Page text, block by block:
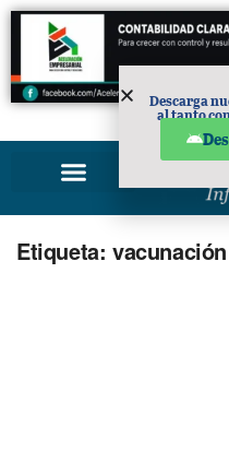
Etiqueta:
Descarga
al tanto